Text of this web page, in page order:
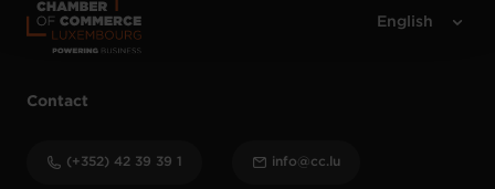
Contact
(+352) 42 39 39 1 info@cc.lu